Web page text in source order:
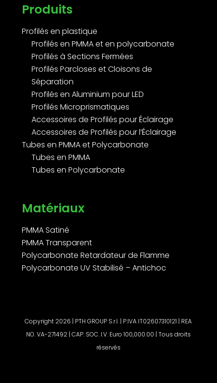
Produits
Profilés en plastique
Profilés en PMMA et en polycarbonate
Profilés à Sections Fermées
Profilés Parcloses et Cloisons de
Séparation
Profilés en Aluminium pour LED
Profilés Microprismatiques
Accessoires de Profilés pour Éclairage
Accessoires de Profilés pour l’Éclairage
Tubes en PMMA et Polycarbonate
Tubes en PMMA
Tubes en Polycarbonate
Matériaux
PMMA Satiné
PMMA Transparent
Polycarbonate Retardateur de Flamme
Polycarbonate UV Stabilisé – Antichoc
Copyright 2026 | PTH GROUP S.r.l. | P.IVA IT02607310121 | REA
NO. VA-271492 | CAP. SOC. I.V. Euro 100,000.00 | Tous droits
réservés